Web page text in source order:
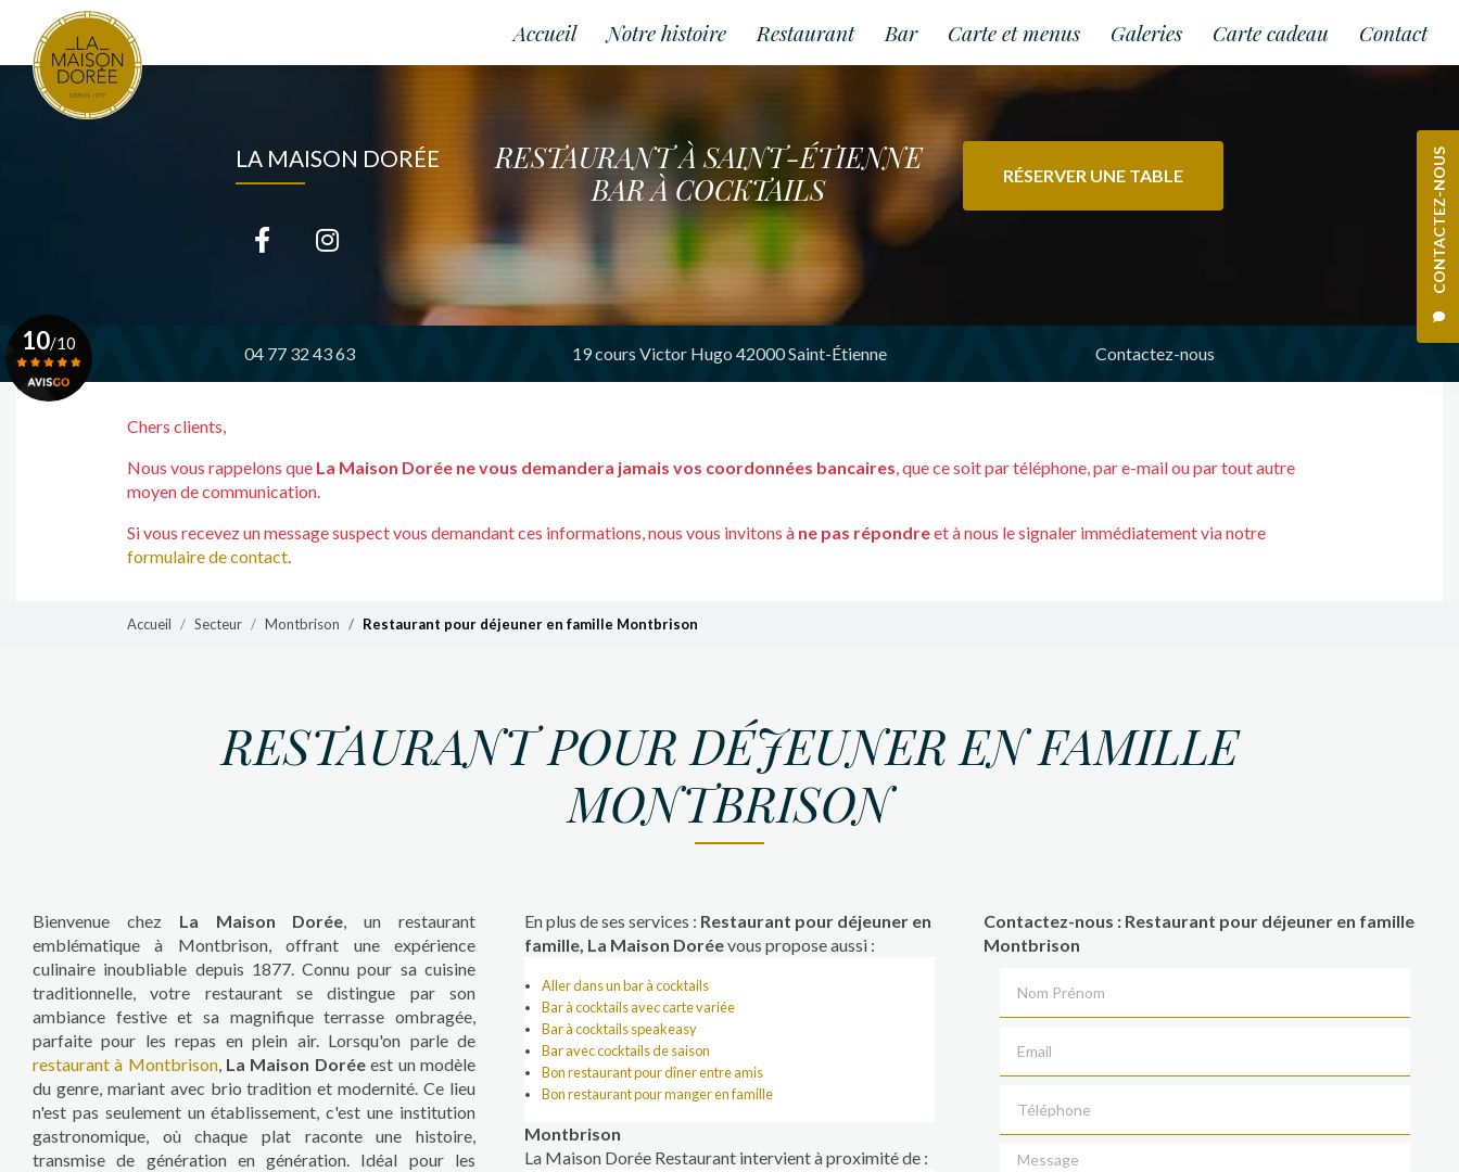
contenu
principal
CONTACTEZ-NOUS
Navigation principale
Accueil Notre histoire Restaurant Bar Carte et menus Galeries Carte cadeau Contact
LA MAISON DORÉE
RESTAURANT À SAINT-ÉTIENNE
BAR À COCKTAILS
RÉSERVER UNE TABLE
04 77 32 43 63 19 cours Victor Hugo 42000 Saint-Étienne Contactez-nous
10/10
Chers clients,
Nous vous rappelons que La Maison Dorée ne vous demandera jamais vos coordonnées bancaires, que ce soit par téléphone, par e-mail ou par tout autre
moyen de communication.
Si vous recevez un message suspect vous demandant ces informations, nous vous invitons à ne pas répondreet à nous le signaler immédiatement via notre
formulaire de contact.
Accueil Secteur Montbrison Restaurant pour déjeuner en famille Montbrison
RESTAURANT POUR DÉJEUNER EN FAMILLE
MONTBRISON
Bienvenue chez La Maison Dorée, un restaurant
emblématique à Montbrison, offrant une expérience
culinaire inoubliable depuis 1877. Connu pour sa cuisine
traditionnelle, votre restaurant se distingue par son
ambiance festive et sa magnifique terrasse ombragée,
parfaite pour les repas en plein air. Lorsqu'on parle de
restaurant à Montbrison, La Maison Doréeest un modèle
du genre, mariant avec brio tradition et modernité. Ce lieu
n'est pas seulement un établissement, c'est une institution
gastronomique, où chaque plat raconte une histoire,
transmise de génération en génération. Idéal pour les
En plus de ses services : Restaurant pour déjeuner en
famille, La Maison Doréevous propose aussi :
Aller dans un bar à cocktails
Bar à cocktails avec carte variée
Bar à cocktails speakeasy
Bar avec cocktails de saison
Bon restaurant pour dîner entre amis
Bon restaurant pour manger en famille
Montbrison
La Maison Dorée Restaurant intervient à proximité de :
Contactez-nous : Restaurant pour déjeuner en famille
Montbrison
Message